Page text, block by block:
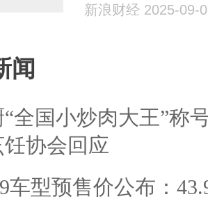
新浪财经 2025-09-
闻
全国小炒肉大王”称
协会回应
车型预售价公布：